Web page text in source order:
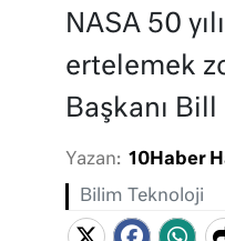
NASA 50
ertelemek
Başkanı
Yazan: 10Haber
Bilim Teknoloji